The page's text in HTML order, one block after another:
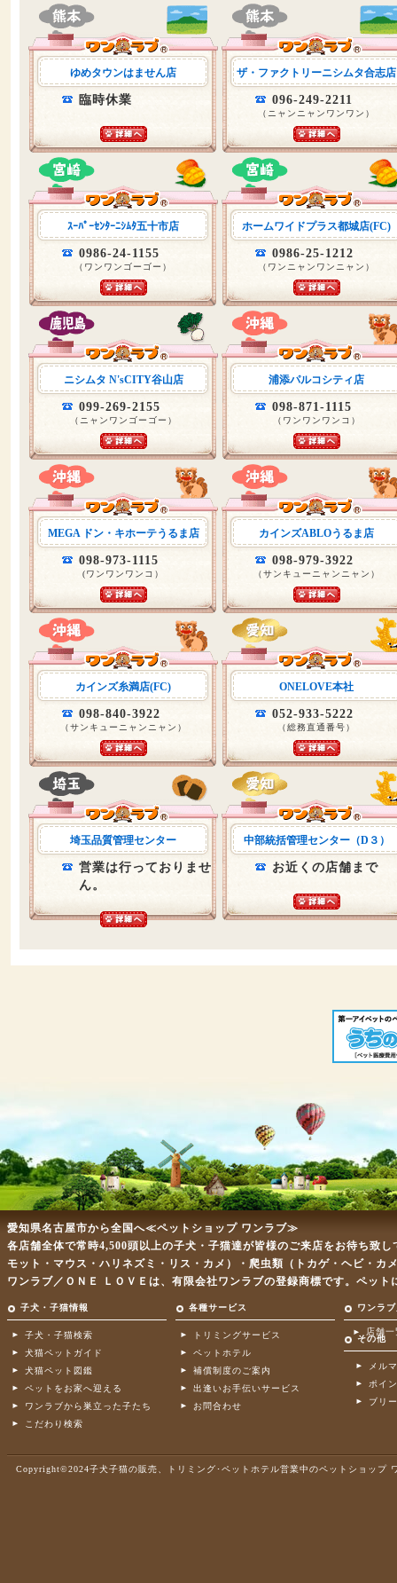
ゆめタウンはません店
臨時休業
ザ・ファクトリーニシムタ合志店
096-249-2211
（ニャンニャンワンワン）
ｽｰﾊﾟｰｾﾝﾀｰﾆｼﾑﾀ五十市店
0986-24-1155
（ワンワンゴーゴー）
ホームワイドプラス都城店(FC)
0986-25-1212
（ワンニャンワンニャン）
ニシムタ N'sCITY谷山店
099-269-2155
（ニャンワンゴーゴー）
浦添パルコシティ店
098-871-1115
（ワンワンワンコ）
MEGA ドン・キホーテうるま店
098-973-1115
(ワンワンワンコ）
カインズABLOうるま店
098-979-3922
（サンキューニャンニャン）
カインズ糸満店(FC)
098-840-3922
（サンキューニャンニャン）
ONELOVE本社
052-933-5222
（総務直通番号）
埼玉品質管理センター
営業は行っておりませ
ん。
中部統括管理センター（D３）
お近くの店舗まで
愛知県名古屋市から全国へ≪ペットショップ ワンラブ≫
各店舗全体で常時4,500頭以上の子犬・子猫達が皆様のご来店をお待ち致
モット・マウス・ハリネズミ・リス・カメ）・爬虫類（トカゲ・ヘビ・
ワンラブ／ＯＮＥ ＬＯＶＥは、有限会社ワンラブの登録商標です。ペッ
子犬・子猫情報 各種サービス ワンラ
子犬・子猫検索
犬猫ペットガイド
犬猫ペット図鑑
ペットをお家へ迎える
ワンラブから巣立った子たち
こだわり検索
トリミングサービス
ペットホテル
補償制度のご案内
出逢いお手伝いサービス
お問合わせ
店舗一
その他
メル
ポイ
ブリ
Copyright©2024子犬子猫の販売、トリミング･ペットホテル営業中のペットショップ